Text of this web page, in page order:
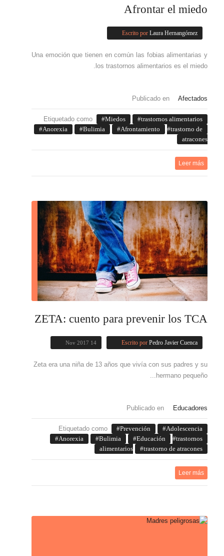
Afrontar el miedo
Escrito por Laura Hernangómez
Una emoción que tienen en común las fobias alimentarias y
los trastornos alimentarios es el miedo.
Publicado en Afectados
Etiquetado como Miedos
trastornos alimentarios
Anorexia
Bulimia Afrontamiento
trastorno de
atracones
Leer más
ZETA: cuento para prevenir los TCA
Escrito por Pedro Javier Cuenca
14 Nov 2017
Zeta era una niña de 13 años que vivía con sus padres y su
hermano pequeño...
Publicado en Educadores
Etiquetado como Prevención
Adolescencia
Anorexia
Bulimia Educación
trastornos
alimentarios
trastorno de atracones
Leer más